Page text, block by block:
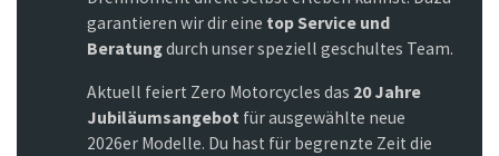
garantieren wir dir eine top Service und
Beratungdurch unser speziell geschultes Team.
Aktuell feiert Zero Motorcycles das 20 Jahre
Jubiläumsangebot für ausgewählte neue
2026er Modelle. Du hast für begrenzte Zeit die